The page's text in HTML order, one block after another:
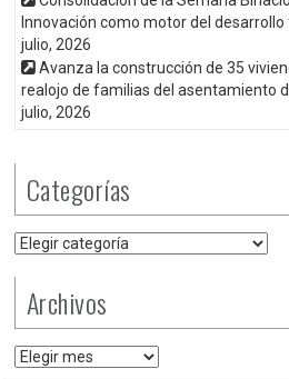
Innovación como motor del
julio, 2026
Avanza la construcción de 35
realojo de familias del asentamiento
julio, 2026
Categorías
Categorías
Archivos
Archivos